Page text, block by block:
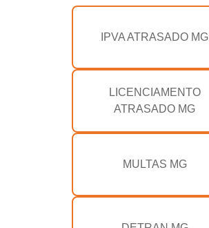
IPVA ATRASADO MG
LICENCIAMENTO
ATRASADO MG
MULTAS MG